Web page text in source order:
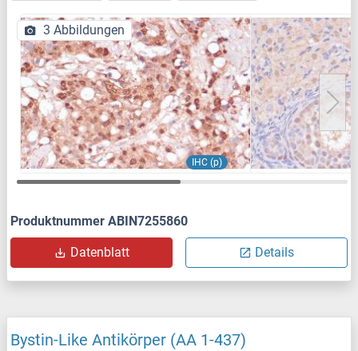
IHC (p)
3 Abbildungen
Produktnummer ABIN7255860
Datenblatt Details
Bystin-Like Antikörper (AA 1-437)